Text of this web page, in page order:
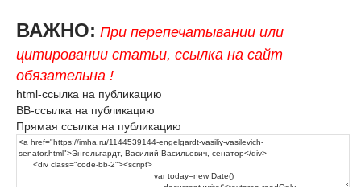
ВАЖНО: При перепечатывании или
цитировании статьи, ссылка на сайт
обязательна !
html-ссылка на публикацию
BB-ссылка на публикацию
Прямая ссылка на публикацию